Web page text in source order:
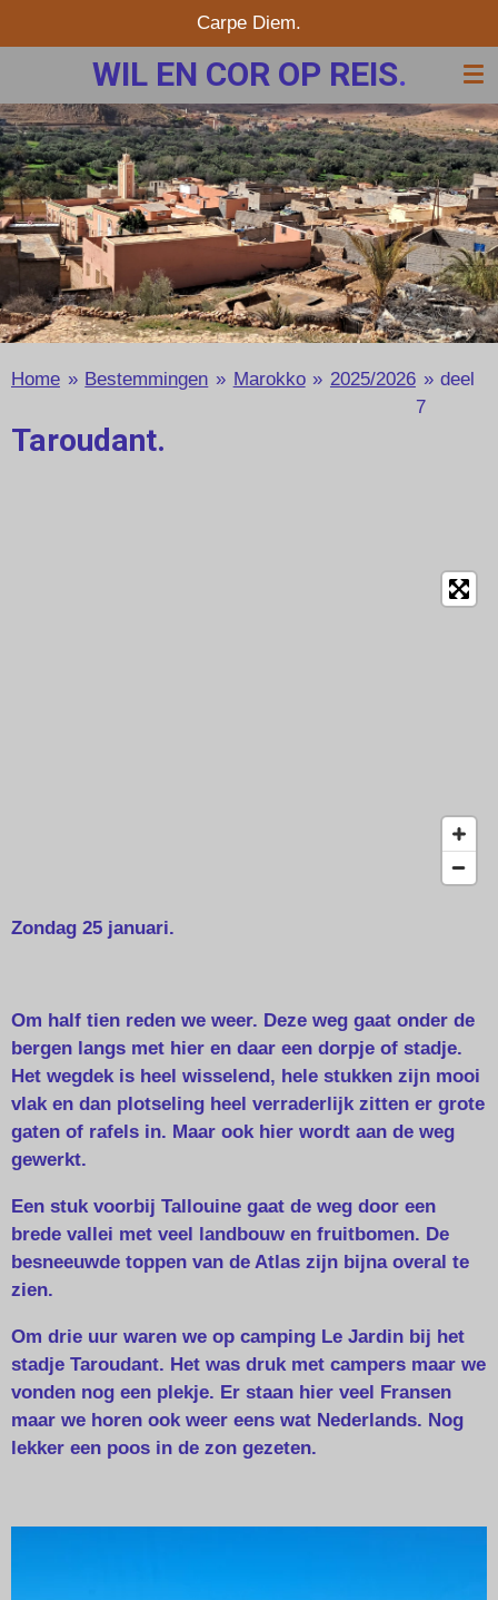
direct
de
hoofdinhoud
WIL EN COR OP REIS.
Carpe Diem.
Home » Bestemmingen » Marokko » 2025/2026 » deel
7
Taroudant.
Zondag 25 januari.
Om half tien reden we weer. Deze weg gaat onder de
bergen langs met hier en daar een dorpje of stadje.
Het wegdek is heel wisselend, hele stukken zijn mooi
vlak en dan plotseling heel verraderlijk zitten er grote
gaten of rafels in. Maar ook hier wordt aan de weg
gewerkt.
Een stuk voorbij Tallouine gaat de weg door een
brede vallei met veel landbouw en fruitbomen. De
besneeuwde toppen van de Atlas zijn bijna overal te
zien.
Om drie uur waren we op camping Le Jardin bij het
stadje Taroudant. Het was druk met campers maar we
vonden nog een plekje. Er staan hier veel Fransen
maar we horen ook weer eens wat Nederlands. Nog
lekker een poos in de zon gezeten.